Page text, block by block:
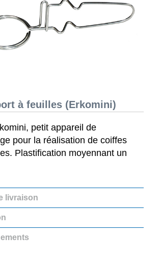
à feuilles (Erkomini)
petit appareil de
pour la réalisation de coiffes
Plastification moyennant un
livraison